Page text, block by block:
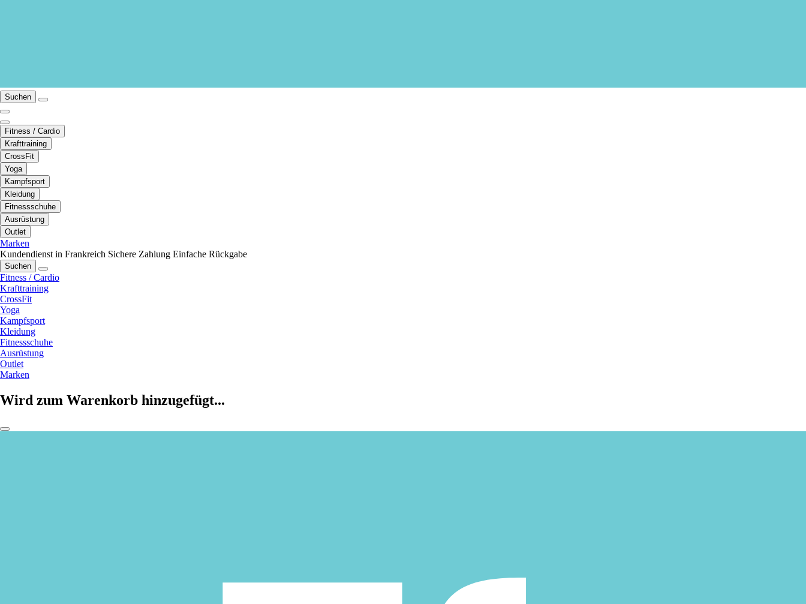
Suchen
Fitness / Cardio
Krafttraining
CrossFit
Yoga
Kampfsport
Kleidung
Fitnessschuhe
Ausrüstung
Outlet
Marken
Kundendienst in Frankreich Sichere Zahlung Einfache Rückgabe
Suchen
Fitness / Cardio
Krafttraining
CrossFit
Yoga
Kampfsport
Kleidung
Fitnessschuhe
Ausrüstung
Outlet
Marken
Wird zum Warenkorb hinzugefügt...